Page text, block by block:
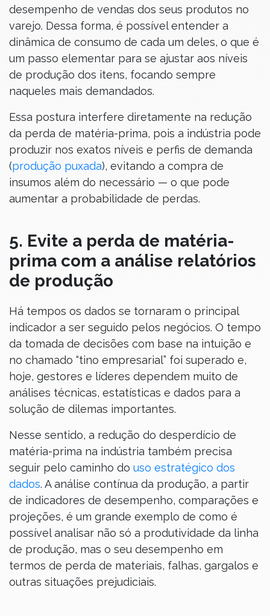
desempenho de vendas dos seus produtos no
varejo. Dessa forma, é possível entender a
dinâmica de consumo de cada um deles, o que é
um passo elementar para se ajustar aos níveis
de produção dos itens, focando sempre
naqueles mais demandados.
Essa postura interfere diretamente na redução
da perda de matéria-prima, pois a indústria pode
produzir nos exatos níveis e perfis de demanda
(produção puxada), evitando a compra de
insumos além do necessário — o que pode
aumentar a probabilidade de perdas.
5. Evite a perda de matéria-
prima com a análise relatórios
de produção
Há tempos os dados se tornaram o principal
indicador a ser seguido pelos negócios. O tempo
da tomada de decisões com base na intuição e
no chamado “tino empresarial” foi superado e,
hoje, gestores e líderes dependem muito de
análises técnicas, estatísticas e dados para a
solução de dilemas importantes.
Nesse sentido, a redução do desperdício de
matéria-prima na indústria também precisa
seguir pelo caminho do uso estratégico dos
dados. A análise contínua da produção, a partir
de indicadores de desempenho, comparações e
projeções, é um grande exemplo de como é
possível analisar não só a produtividade da linha
de produção, mas o seu desempenho em
termos de perda de materiais, falhas, gargalos e
outras situações prejudiciais.